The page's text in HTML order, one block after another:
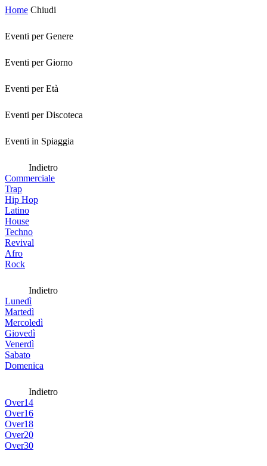
Home Chiudi
Eventi per Genere
Eventi per Giorno
Eventi per Età
Eventi per Discoteca
Eventi in Spiaggia
Indietro
Commerciale
Trap
Hip Hop
Latino
House
Techno
Revival
Afro
Rock
Indietro
Lunedì
Martedì
Mercoledì
Giovedì
Venerdì
Sabato
Domenica
Indietro
Over14
Over16
Over18
Over20
Over30